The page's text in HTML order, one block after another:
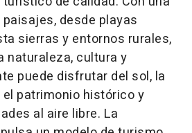
desde playas
sierras y entornos rurales,
naturaleza, cultura y
puede disfrutar del sol, la
patrimonio histórico y
al aire libre. La